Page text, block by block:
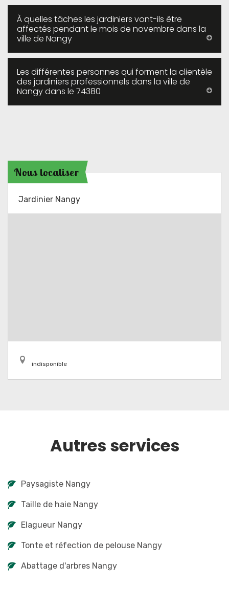
À quelles tâches les jardiniers vont-ils être
affectés pendant le mois de novembre dans la
ville de Nangy
Les différentes personnes qui forment la clientèle
des jardiniers professionnels dans la ville de
Nangy dans le 74380
Nous localiser
Jardinier Nangy
indisponible
Autres services
Paysagiste Nangy
Taille de haie Nangy
Elagueur Nangy
Tonte et réfection de pelouse Nangy
Abattage d'arbres Nangy